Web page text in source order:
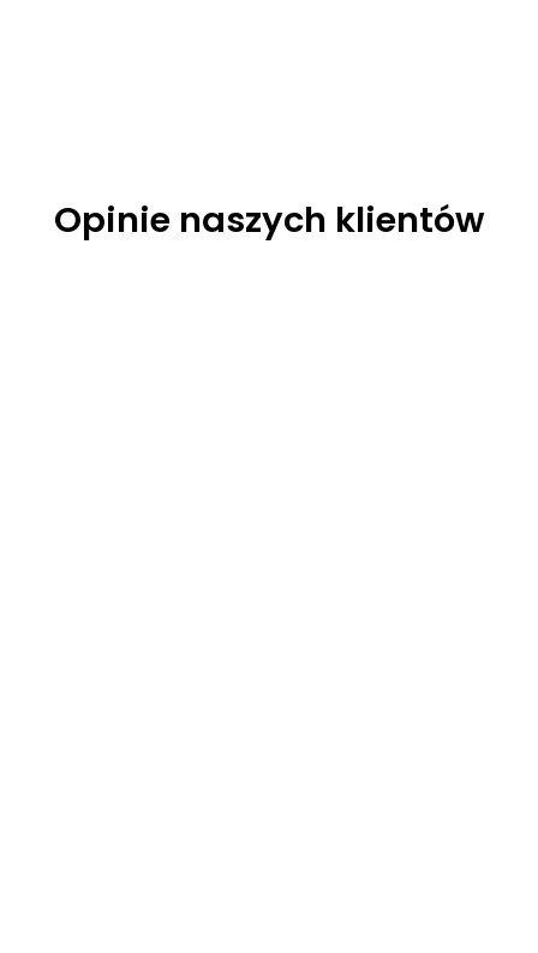
Opinie naszych klientów